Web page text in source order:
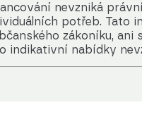
nevzniká
potřeb. Tato
zákoníku,
indikativní nabídky